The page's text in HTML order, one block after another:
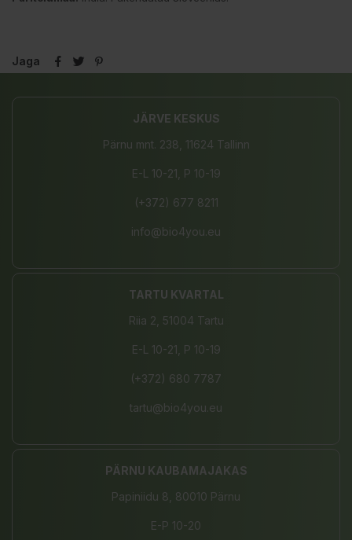
Jaga
JÄRVE KESKUS
Pärnu mnt. 238, 11624 Tallinn
E-L 10-21, P 10-19
(+372) 677 8211
info@bio4you.eu
TARTU KVARTAL
Riia 2, 51004 Tartu
E-L 10-21, P 10-19
(+372) 680 7787
tartu@bio4you.eu
PÄRNU KAUBAMAJAKAS
Papiniidu 8, 80010 Pärnu
E-P 10-20